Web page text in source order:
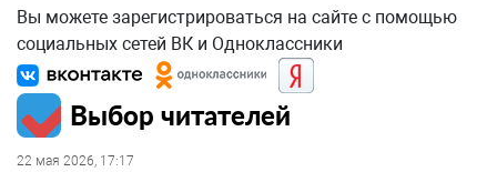
Вы можете зарегистрироваться на сайте с помощью
социальных сетей ВК и Одноклассники
Выбор читателей
22 мая 2026, 17:17